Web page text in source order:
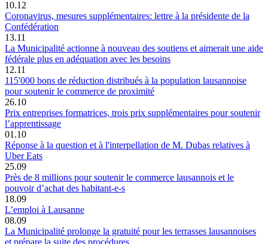
10.12
Coronavirus, mesures supplémentaires: lettre à la présidente de la
Confédération
13.11
La Municipalité actionne à nouveau des soutiens et aimerait une aide
fédérale plus en adéquation avec les besoins
12.11
115'000 bons de réduction distribués à la population lausannoise
pour soutenir le commerce de proximité
26.10
Prix entreprises formatrices, trois prix supplémentaires pour soutenir
l’apprentissage
01.10
Réponse à la question et à l'interpellation de M. Dubas relatives à
Uber Eats
25.09
Près de 8 millions pour soutenir le commerce lausannois et le
pouvoir d’achat des habitant-e-s
18.09
L’emploi à Lausanne
08.09
La Municipalité prolonge la gratuité pour les terrasses lausannoises
et prépare la suite des procédures